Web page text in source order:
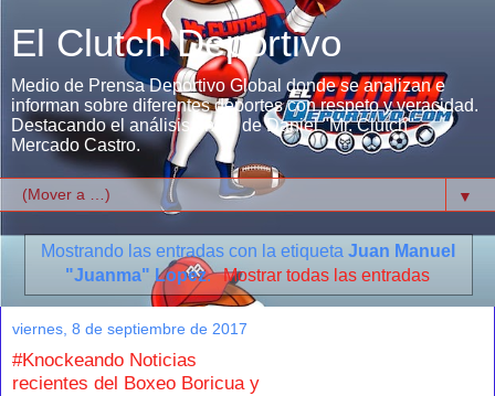
El Clutch Deportivo
Medio de Prensa Deportivo Global donde se analizan e
informan sobre diferentes deportes con respeto y veracidad.
Destacando el análisis único de Daniel "Mr. Clutch"
Mercado Castro.
▼
Mostrando las entradas con la etiqueta Juan Manuel
"Juanma" Lopez. Mostrar todas las entradas
viernes, 8 de septiembre de 2017
#Knockeando Noticias
recientes del Boxeo Boricua y